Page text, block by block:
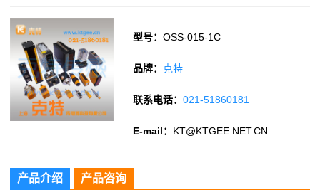
型号：OSS-015-1C
品牌： 克特
联系电话：021-51860181
E-mail： KT@KTGEE.NET.CN
产品介绍 产品咨询